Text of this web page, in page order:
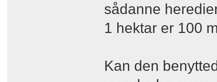
sådanne
1 hektar er 100
Kan den